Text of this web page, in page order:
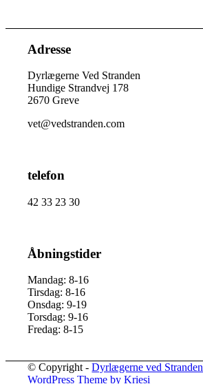
Adresse
Dyrlægerne Ved Stranden
Hundige Strandvej 178
2670 Greve
vet@vedstranden.com
telefon
42 33 23 30
Åbningstider
Mandag: 8-16
Tirsdag: 8-16
Onsdag: 9-19
Torsdag: 9-16
Fredag: 8-15
© Copyright -Dyrlægerne ved Stranden
WordPress Theme by Kriesi